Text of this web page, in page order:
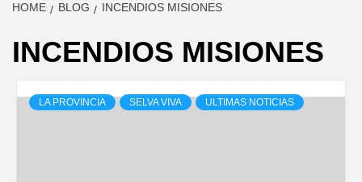
HOME BLOG INCENDIOS MISIONES
INCENDIOS MISIONES
LA PROVINCIA SELVA VIVA ULTIMAS NOTICIAS